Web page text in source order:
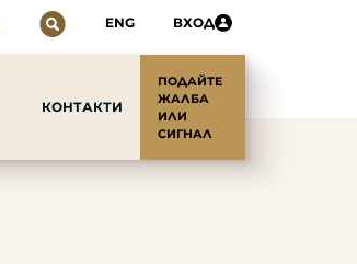
ENG ВХОД
КОНТАКТИ
ПОДАЙТЕ
ЖАЛБА
ИЛИ
СИГНАЛ